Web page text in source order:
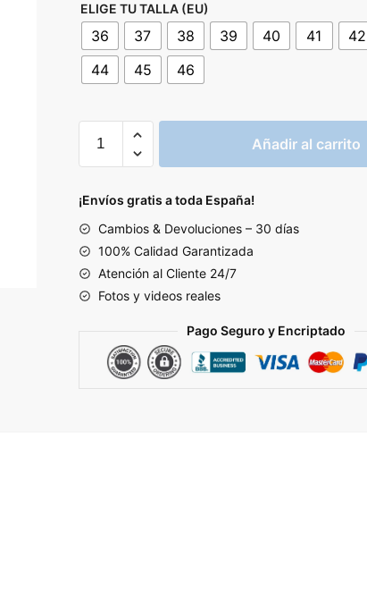
ELIGE TU TALLA (EU)
36 37 38 39 40 41 42
44
45 46
700
'DARK
GLOW'
cantidad
Añadir al carrito
¡Envíos gratis a toda España!
Cambios & Devoluciones – 30 días
100% Calidad Garantizada
Atención al Cliente 24/7
Fotos y videos reales
Pago Seguro y Encriptado